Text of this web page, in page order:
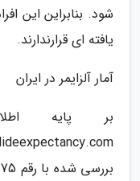
شود. بنابراین این
یافته ای قرارندارند.
آمار آلزایمر در ایران
بر پایه